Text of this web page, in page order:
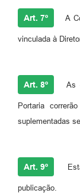
Art. 7º A
vinculada à
Art. 8º As
Portaria
suplementadas
Art. 9º
publicação.